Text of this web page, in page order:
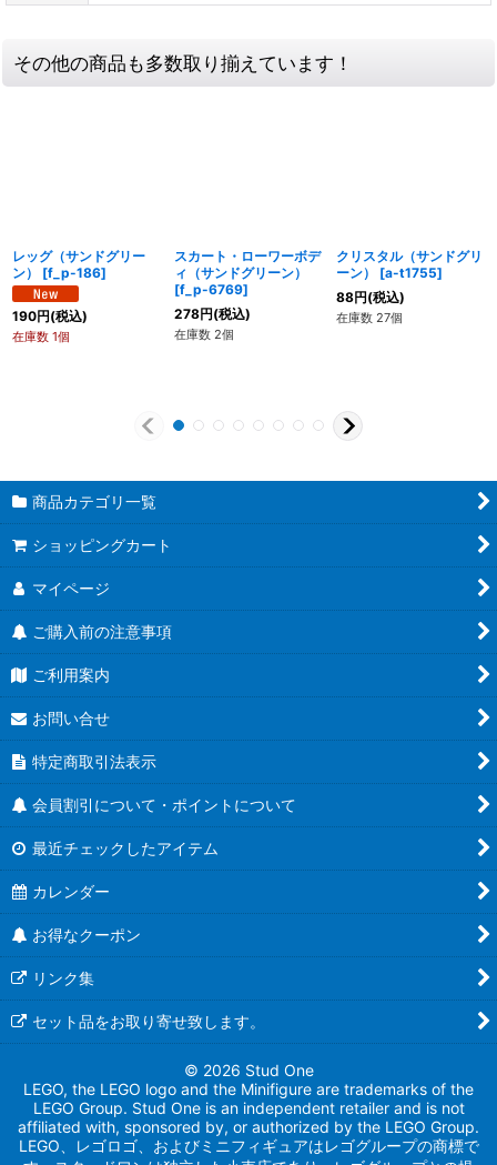
その他の商品も多数取り揃えています！
レッグ（サンドグリー
ン）
[f_p-186]
190円(税込)
在庫数 1個
スカート・ローワーボデ
ィ（サンドグリーン）
[f_p-6769]
278円(税込)
在庫数 2個
クリスタル（サンドグリ
ーン）
[a-t1755]
88円(税込)
在庫数 27個
商品カテゴリ一覧
ショッピングカート
マイページ
ご購入前の注意事項
ご利用案内
お問い合せ
特定商取引法表示
会員割引について・ポイントについて
最近チェックしたアイテム
カレンダー
お得なクーポン
リンク集
セット品をお取り寄せ致します。
© 2026 Stud One
LEGO, the LEGO logo and the Minifigure are trademarks of the
LEGO Group. Stud One is an independent retailer and is not
affiliated with, sponsored by, or authorized by the LEGO Group.
LEGO、レゴロゴ、およびミニフィギュアはレゴグループの商標で